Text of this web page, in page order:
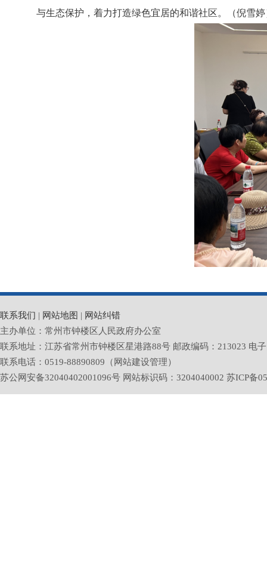
与生态保护，着力打造绿色宜居的和谐社区。（倪雪婷
联系我们 | 网站地图 | 网站纠错
主办单位：常州市钟楼区人民政府办公室
联系地址：江苏省常州市钟楼区星港路88号 邮政编码：213023 电
联系电话：0519-88890809（网站建设管理）
苏公网安备32040402001096号 网站标识码：3204040002 苏ICP备